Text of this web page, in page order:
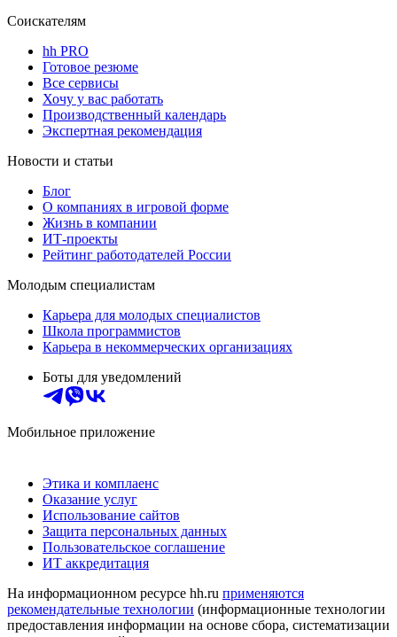
Соискателям
hh PRO
Готовое резюме
Все сервисы
Хочу у вас работать
Производственный календарь
Экспертная рекомендация
Новости и статьи
Блог
О компаниях в игровой форме
Жизнь в компании
ИТ-проекты
Рейтинг работодателей России
Молодым специалистам
Карьера для молодых специалистов
Школа программистов
Карьера в некоммерческих организациях
Боты для уведомлений
Мобильное приложение
Этика и комплаенс
Оказание услуг
Использование сайтов
Защита персональных данных
Пользовательское соглашение
ИТ аккредитация
На информационном ресурсе hh.ru применяются
рекомендательные технологии (информационные технологии
предоставления информации на основе сбора, систематизации